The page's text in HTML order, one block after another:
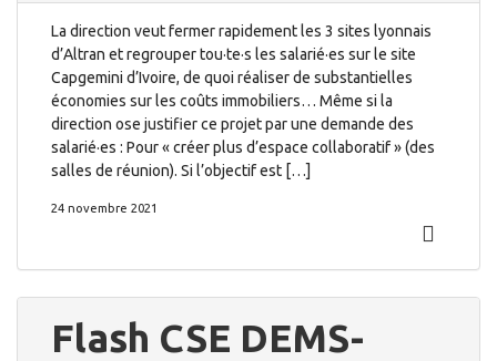
La direction veut fermer rapidement les 3 sites lyonnais
d’Altran et regrouper tou·te·s les salarié·es sur le site
Capgemini d’Ivoire, de quoi réaliser de substantielles
économies sur les coûts immobiliers… Même si la
direction ose justifier ce projet par une demande des
salarié·es : Pour « créer plus d’espace collaboratif » (des
salles de réunion). Si l’objectif est […]
24 novembre 2021
Flash CSE DEMS-